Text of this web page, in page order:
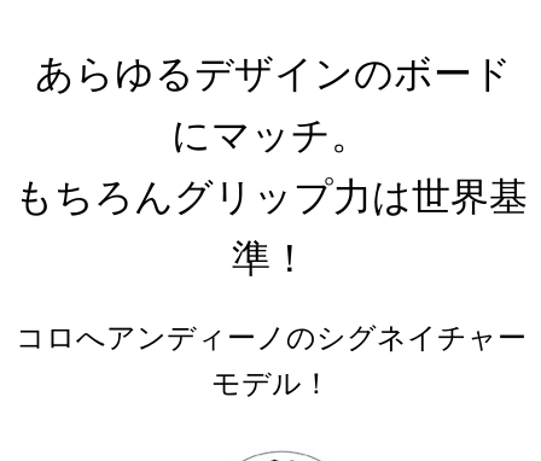
あらゆるデザインのボード
にマッチ。
もちろんグリップ力は世界基
準 ！
コロへアンディーノのシグネイチャー
モデル！